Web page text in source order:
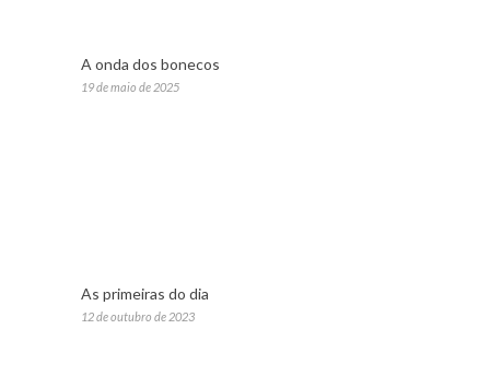
A onda dos bonecos
19 de maio de 2025
As primeiras do dia
12 de outubro de 2023